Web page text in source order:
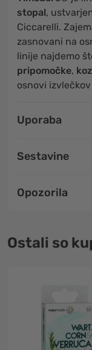
stopal,
Ciccarelli.
zasnovani na
linije najdemo
pripomočke,
osnovi
Uporaba
Sestavine
Opozorila
Ostali so